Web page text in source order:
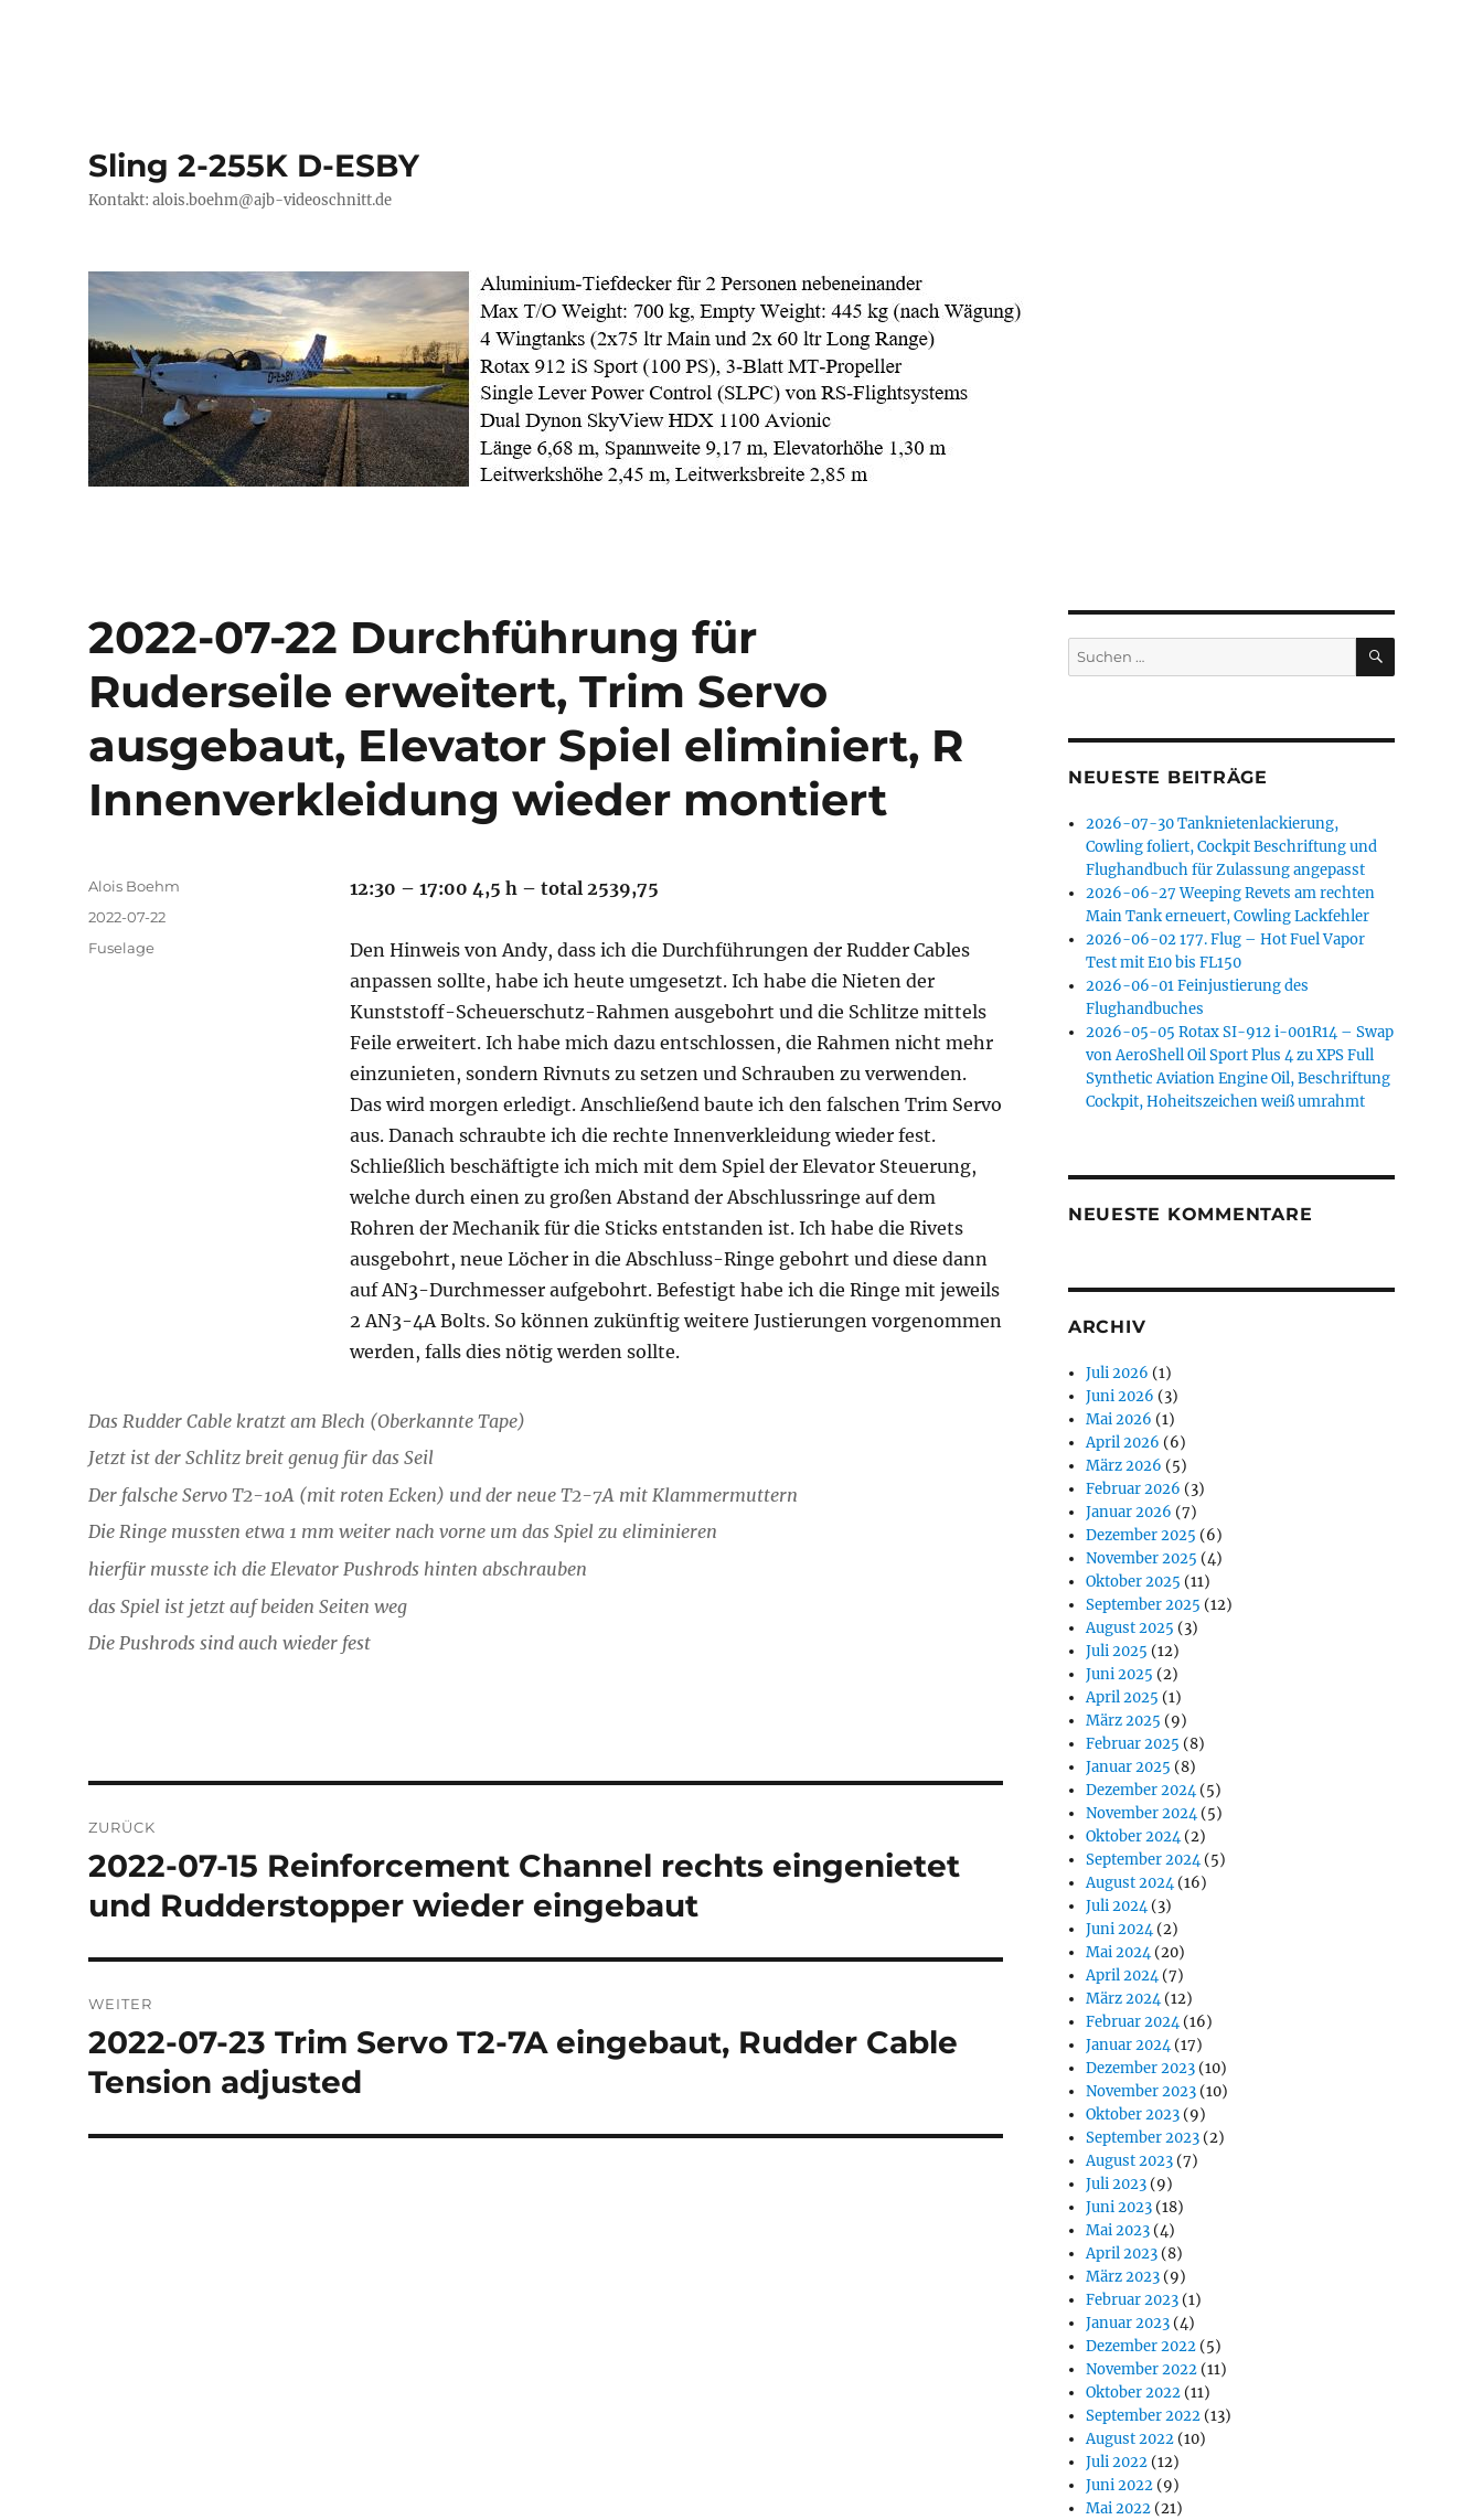
Sling 2-255K D-ESBY
Kontakt: alois.boehm@ajb-videoschnitt.de
2022-07-22 Durchführung für
Ruderseile erweitert, Trim Servo
ausgebaut, Elevator Spiel eliminiert, R
Innenverkleidung wieder montiert
12:30 – 17:00 4,5 h – total 2539,75
Den Hinweis von Andy, dass ich die Durchführungen der Rudder Cables
anpassen sollte, habe ich heute umgesetzt. Ich habe die Nieten der
Kunststoff-Scheuerschutz-Rahmen ausgebohrt und die Schlitze mittels
Feile erweitert. Ich habe mich dazu entschlossen, die Rahmen nicht mehr
einzunieten, sondern Rivnuts zu setzen und Schrauben zu verwenden.
Das wird morgen erledigt. Anschließend baute ich den falschen Trim Servo
aus. Danach schraubte ich die rechte Innenverkleidung wieder fest.
Schließlich beschäftigte ich mich mit dem Spiel der Elevator Steuerung,
welche durch einen zu großen Abstand der Abschlussringe auf dem
Rohren der Mechanik für die Sticks entstanden ist. Ich habe die Rivets
ausgebohrt, neue Löcher in die Abschluss-Ringe gebohrt und diese dann
auf AN3-Durchmesser aufgebohrt. Befestigt habe ich die Ringe mit jeweils
2 AN3-4A Bolts. So können zukünftig weitere Justierungen vorgenommen
werden, falls dies nötig werden sollte.
Das Rudder Cable kratzt am Blech (Oberkannte Tape)
Jetzt ist der Schlitz breit genug für das Seil
Der falsche Servo T2-10A (mit roten Ecken) und der neue T2-7A mit Klammermuttern
Die Ringe mussten etwa 1 mm weiter nach vorne um das Spiel zu eliminieren
hierfür musste ich die Elevator Pushrods hinten abschrauben
das Spiel ist jetzt auf beiden Seiten weg
Die Pushrods sind auch wieder fest
Autor
Alois Boehm
Veröffentlicht
2022-07-22
Kategorien
Fuselage
ZURÜCK
Vorheriger
Beitrag:
2022-07-15 Reinforcement Channel rechts eingenietet
und Rudderstopper wieder eingebaut
WEITER
Nächster
Beitrag:
2022-07-23 Trim Servo T2-7A eingebaut, Rudder Cable
Tension adjusted
Suchen
nach:
SUCHEN
NEUESTE BEITRÄGE
2026-07-30 Tanknietenlackierung,
Cowling foliert, Cockpit Beschriftung und
Flughandbuch für Zulassung angepasst
2026-06-27 Weeping Revets am rechten
Main Tank erneuert, Cowling Lackfehler
2026-06-02 177. Flug – Hot Fuel Vapor
Test mit E10 bis FL150
2026-06-01 Feinjustierung des
Flughandbuches
2026-05-05 Rotax SI-912 i-001R14 – Swap
von AeroShell Oil Sport Plus 4 zu XPS Full
Synthetic Aviation Engine Oil, Beschriftung
Cockpit, Hoheitszeichen weiß umrahmt
NEUESTE KOMMENTARE
ARCHIV
Juli 2026 (1)
Juni 2026 (3)
Mai 2026 (1)
April 2026 (6)
März 2026 (5)
Februar 2026 (3)
Januar 2026 (7)
Dezember 2025 (6)
November 2025 (4)
Oktober 2025 (11)
September 2025 (12)
August 2025 (3)
Juli 2025 (12)
Juni 2025 (2)
April 2025 (1)
März 2025 (9)
Februar 2025 (8)
Januar 2025 (8)
Dezember 2024(5)
November 2024(5)
Oktober 2024(2)
September 2024(5)
August 2024(16)
Juli 2024(3)
Juni 2024(2)
Mai 2024(20)
April 2024(7)
März 2024(12)
Februar 2024(16)
Januar 2024(17)
Dezember 2023 (10)
November 2023 (10)
Oktober 2023 (9)
September 2023 (2)
August 2023 (7)
Juli 2023 (9)
Juni 2023 (18)
Mai 2023 (4)
April 2023 (8)
März 2023 (9)
Februar 2023 (1)
Januar 2023 (4)
Dezember 2022 (5)
November 2022 (11)
Oktober 2022 (11)
September 2022 (13)
August 2022 (10)
Juli 2022 (12)
Juni 2022 (9)
Mai 2022 (21)